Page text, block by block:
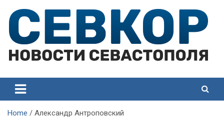
content
Севастополя
Севастополя
Home Александр Антроповский